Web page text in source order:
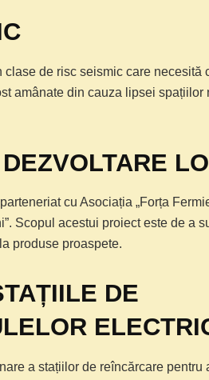
de risc seismic care necesită
amânate din cauza lipsei spațiilor
cu Asociația „Forța
Scopul acestui proiect este de a
produse proaspete.
DE
a stațiilor de reîncărcare pentru